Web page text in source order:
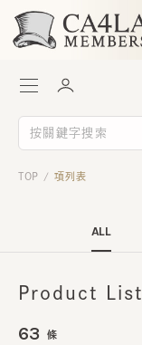
TOP / 項列表
ALL
Product List
63 條